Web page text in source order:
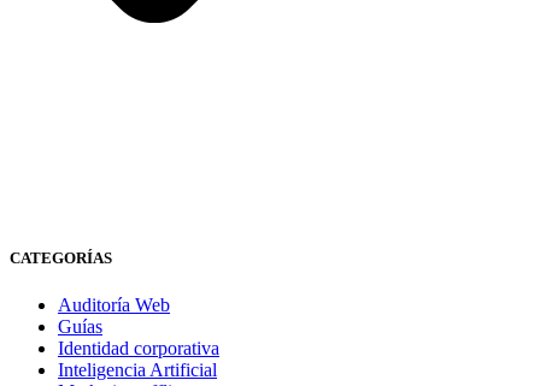
CATEGORÍAS
Auditoría Web
Guías
Identidad corporativa
Inteligencia Artificial